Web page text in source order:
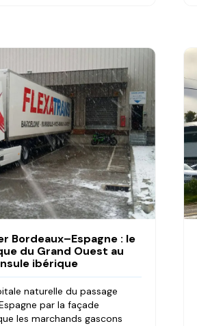
Bordeaux–Espagne : le
du Grand Ouest au
ibérique
naturelle du passage
par la façade
les marchands gascons